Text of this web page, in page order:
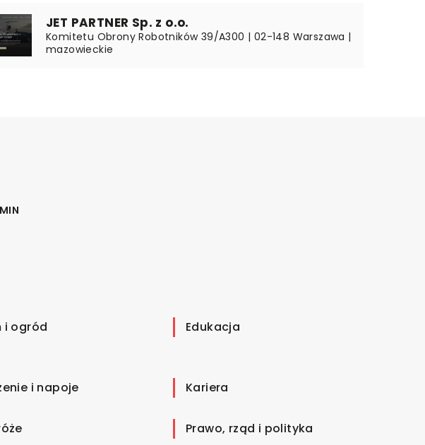
JET PARTNER Sp. z o.o.
Komitetu Obrony Robotników 39/A300 | 02-148 Warszawa |
mazowieckie
i ogród Edukacja
i napoje Kariera
Prawo, rząd i polityka